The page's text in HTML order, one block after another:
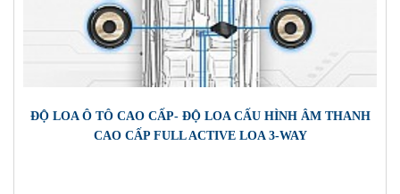
ĐỘ LOA Ô TÔ CAO CẤP- ĐỘ LOA CẤU HÌNH ÂM THANH
CAO CẤP FULL ACTIVE LOA 3-WAY